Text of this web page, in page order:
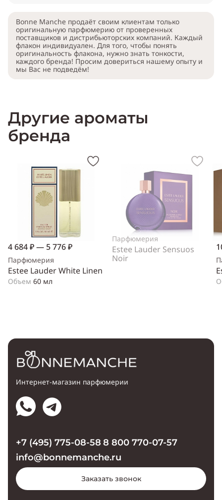
Bonne Manche продаёт своим клиентам только
оригинальную парфюмерию от проверенных
поставщиков и дистрибьюторских компаний. Каждый
флакон индивидуален. Для того, чтобы понять
оригинальность флакона, нужно знать тонкости,
каждого бренда! Просим довериться нашему опыту и
мы Вас не подведём!
Другие ароматы
бренда
4 684 ₽ — 5 776 ₽
Парфюмерия
Estee Lauder White Linen
Объем 60 мл
Парфюмерия
Estee Lauder Sensuos
Noir
Интернет-магазин парфюмерии
+7 (495) 775-08-58 8 800 770-07-57
info@bonnemanche.ru
Заказать звонок